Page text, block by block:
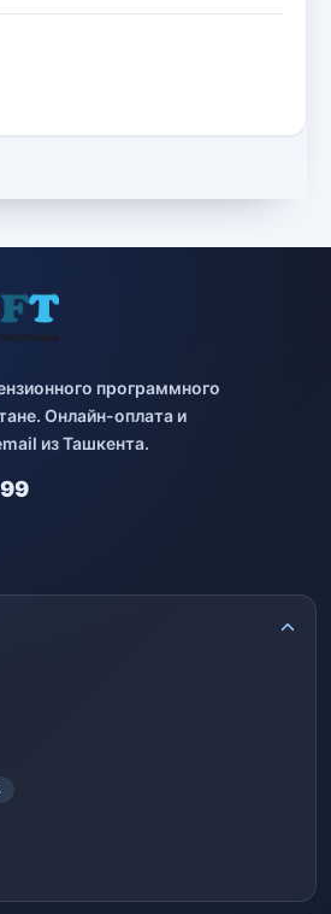
программного
Онлайн-оплата и
из Ташкента.